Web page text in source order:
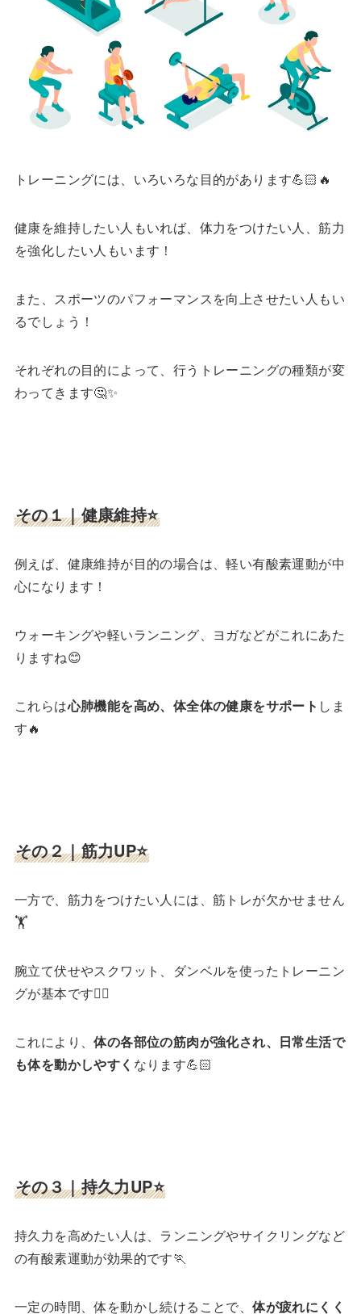
トレーニングには、いろいろな目的があります💪🏻🔥
健康を維持したい人もいれば、体力をつけたい人、筋力
を強化したい人もいます！
また、スポーツのパフォーマンスを向上させたい人もい
るでしょう！
それぞれの目的によって、行うトレーニングの種類が変
わってきます🤔✨
その１｜健康維持⭐️
例えば、健康維持が目的の場合は、軽い有酸素運動が中
心になります！
ウォーキングや軽いランニング、ヨガなどがこれにあた
りますね😊
これらは心肺機能を高め、体全体の健康をサポート しま
す🔥
その２｜筋力UP⭐️
一方で、筋力をつけたい人には、筋トレが欠かせません
🏋️
腕立て伏せやスクワット、ダンベルを使ったトレーニン
グが基本です🏋️‍♀️
これにより、体の各部位の筋肉が強化され、日常生活で
も体を動かしやすく なります💪🏻
その３｜持久力UP⭐️
持久力を高めたい人は、ランニングやサイクリングなど
の有酸素運動が効果的です🏃
一定の時間、体を動かし続けることで、体が疲れにくく